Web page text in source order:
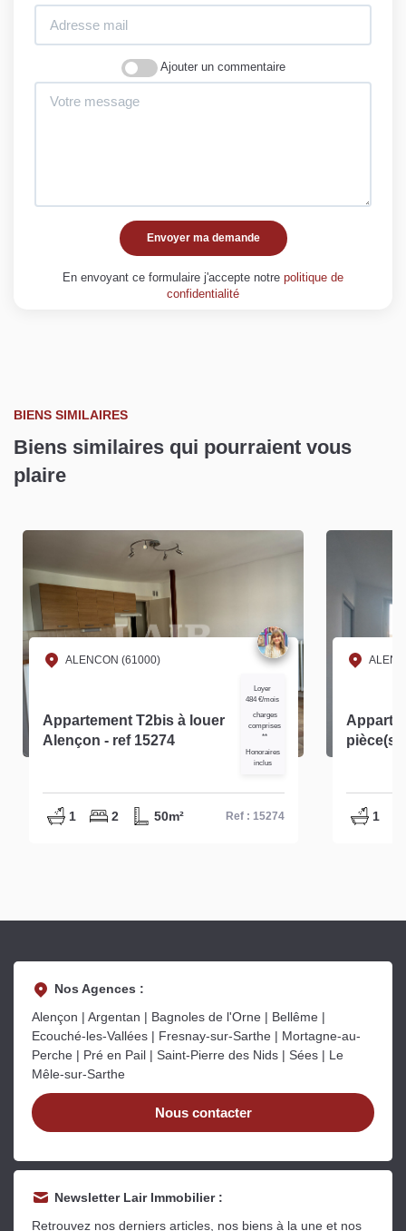
Ajouter un commentaire
Envoyer ma demande
En envoyant ce formulaire j'accepte notre politique de
confidentialité
BIENS SIMILAIRES
Biens similaires qui pourraient vous
plaire
ALENCON (61000)
Appartement T2bis à louer
Alençon - ref 15274
Loyer
484 €/mois
charges
comprises
**
Honoraires
inclus
1 2 50m² Ref : 15274
pièce(s)
1
Nos Agences :
Alençon | Argentan | Bagnoles de l'Orne | Bellême |
Ecouché-les-Vallées | Fresnay-sur-Sarthe | Mortagne-au-
Perche | Pré en Pail | Saint-Pierre des Nids | Sées | Le
Mêle-sur-Sarthe
Nous contacter
Newsletter Lair Immobilier :
Retrouvez nos derniers articles, nos biens à la une et nos